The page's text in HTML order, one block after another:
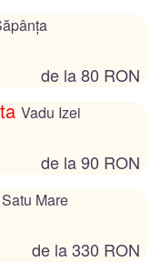
de la 80 RON
Vadu Izei
de la 90 RON
Satu Mare
de la 330 RON